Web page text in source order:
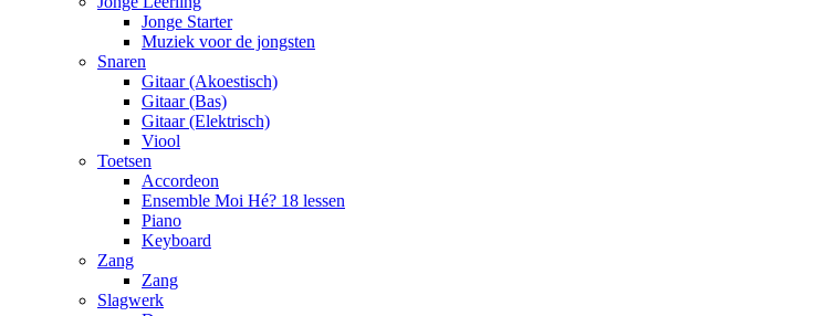
Jonge Starter
Muziek voor de jongsten
Snaren
Gitaar (Akoestisch)
Gitaar (Bas)
Gitaar (Elektrisch)
Viool
Toetsen
Accordeon
Ensemble Moi Hé? 18 lessen
Piano
Keyboard
Zang
Zang
Slagwerk